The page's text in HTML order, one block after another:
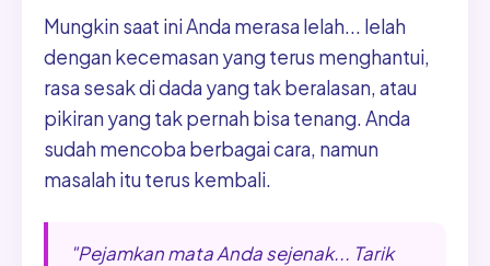
Mungkin saat ini Anda merasa lelah... lelah
dengan kecemasan yang terus menghantui,
rasa sesak di dada yang tak beralasan, atau
pikiran yang tak pernah bisa tenang. Anda
sudah mencoba berbagai cara, namun
masalah itu terus kembali.
"Pejamkan mata Anda sejenak... Tarik